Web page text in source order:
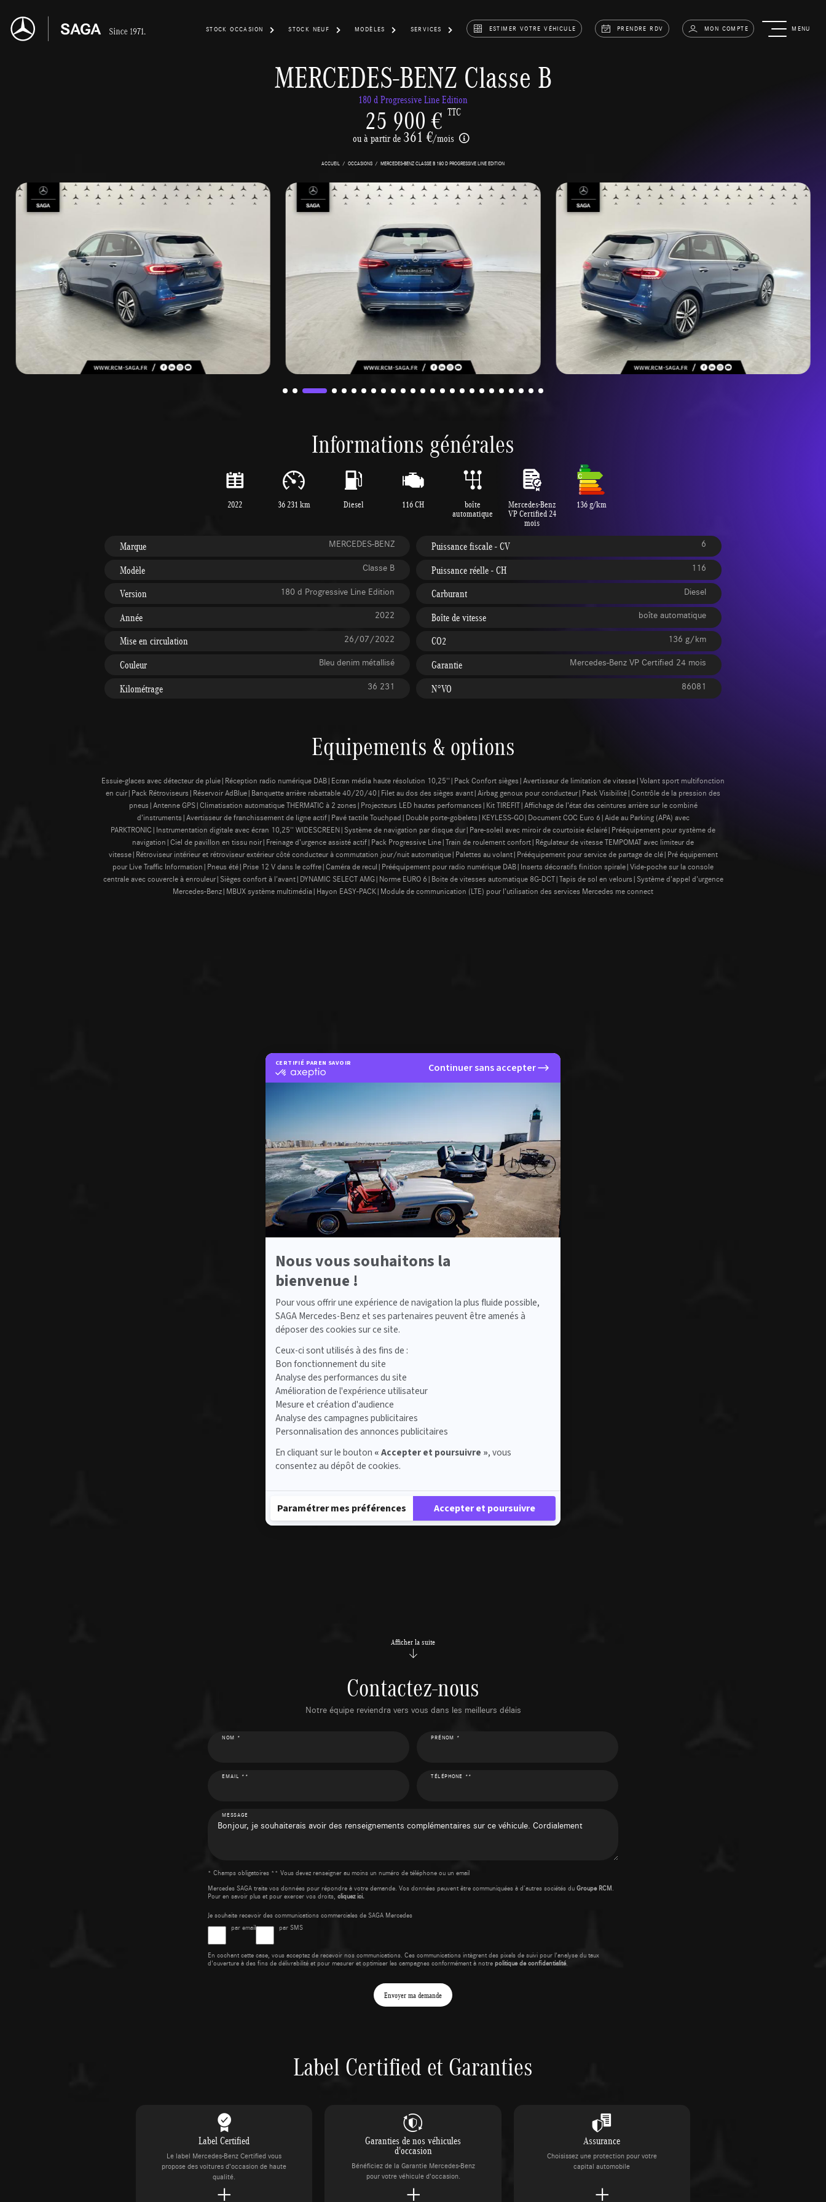
CERTIFIÉ PAR EN SAVOIR PLUS SUR
certifié
sur
Axeptio
Continuer sans accepter
Nous vous souhaitons la
bienvenue !
Pour vous offrir une expérience de navigation la plus fluide possible,
SAGA Mercedes-Benz et ses partenaires peuvent être amenés à
déposer des cookies sur ce site.
Ceux-ci sont utilisés à des fins de :
Bon fonctionnement du site
Analyse des performances du site
Amélioration de l'expérience utilisateur
Mesure et création d'audience
Analyse des campagnes publicitaires
Personnalisation des annonces publicitaires
En cliquant sur le bouton « Accepter et poursuivre », vous
consentez au dépôt de cookies.
Paramétrer mes préférences Accepter et poursuivre
STOCK OCCASION STOCK NEUF MODÈLES SERVICES ESTIMER VOTRE VÉHICULE PRENDRE RDV MON COMPTE MENU
MERCEDES-BENZ Classe B
180 d Progressive Line Edition
25 900 € TTC
ou à partir de 361 €/mois
ACCUEIL OCCASIONS MERCEDES-BENZ CLASSE B 180 D PROGRESSIVE LINE EDITION
Informations générales
2022 36 231 km Diesel 116 CH boîte
automatique
Mercedes-Benz
VP Certified 24
mois
136 g/km
Marque MERCEDES-BENZ
Modèle Classe B
Version 180 d Progressive Line Edition
Année 2022
Mise en circulation 26/07/2022
Couleur Bleu denim métallisé
Kilométrage 36 231
Puissance fiscale - CV 6
Puissance réelle - CH 116
Carburant Diesel
Boîte de vitesse boîte automatique
CO2 136 g/km
Garantie Mercedes-Benz VP Certified 24 mois
N°VO 86081
Equipements & options
Essuie-glaces avec détecteur de pluie|Réception radio numérique DAB|Ecran média haute résolution 10,25''|Pack Confort sièges|Avertisseur de limitation de vitesse|Volant sport multifonction
en cuir|Pack Rétroviseurs|Réservoir AdBlue|Banquette arrière rabattable 40/20/40|Filet au dos des sièges avant|Airbag genoux pour conducteur|Pack Visibilité|Contrôle de la pression des
pneus|Antenne GPS|Climatisation automatique THERMATIC à 2 zones|Projecteurs LED hautes performances|Kit TIREFIT|Affichage de l’état des ceintures arrière sur le combiné
d’instruments|Avertisseur de franchissement de ligne actif|Pavé tactile Touchpad|Double porte-gobelets|KEYLESS-GO|Document COC Euro 6|Aide au Parking (APA) avec
PARKTRONIC|Instrumentation digitale avec écran 10,25'' WIDESCREEN|Système de navigation par disque dur|Pare-soleil avec miroir de courtoisie éclairé|Prééquipement pour système de
navigation|Ciel de pavillon en tissu noir|Freinage d’urgence assisté actif|Pack Progressive Line|Train de roulement confort|Régulateur de vitesse TEMPOMAT avec limiteur de
vitesse|Rétroviseur intérieur et rétroviseur extérieur côté conducteur à commutation jour/nuit automatique|Palettes au volant|Prééquipement pour service de partage de clé|Pré équipement
pour Live Traffic Information|Pneus été|Prise 12 V dans le coffre|Caméra de recul|Prééquipement pour radio numérique DAB|Inserts décoratifs finition spirale|Vide-poche sur la console
centrale avec couvercle à enrouleur|Sièges confort à l'avant|DYNAMIC SELECT AMG|Norme EURO 6|Boite de vitesses automatique 8G-DCT|Tapis de sol en velours|Système d'appel d'urgence
Mercedes-Benz|MBUX système multimédia|Hayon EASY-PACK|Module de communication (LTE) pour l’utilisation des services Mercedes me connect
Afficher la suite
Contactez-nous
Notre équipe reviendra vers vous dans les meilleurs délais
NOM * PRÉNOM *
EMAIL ** TÉLÉPHONE **
MESSAGE
* Champs obligatoires ** Vous devez renseigner au moins un numéro de téléphone ou un email
Mercedes SAGA traite vos données pour répondre à votre demande. Vos données peuvent être communiquées à d’autres sociétés du Groupe RCM.
Pour en savoir plus et pour exercer vos droits, cliquez ici.
Je souhaite recevoir des communications commerciales de SAGA Mercedes
par email
par SMS
En cochant cette case, vous acceptez de recevoir nos communications. Ces communications intègrent des pixels de suivi pour l'analyse du taux
d'ouverture à des fins de délivrabilité et pour mesurer et optimiser les campagnes conformément à notre politique de confidentialité.
Envoyer ma demande
Label Certified et Garanties
Label Certified
Le label Mercedes-Benz Certified vous
propose des voitures d’occasion de haute
qualité.
Garanties de nos véhicules
d'occasion
Bénéficiez de la Garantie Mercedes-Benz
pour votre véhicule d’occasion.
Assurance
Choisissez une protection pour votre
capital automobile